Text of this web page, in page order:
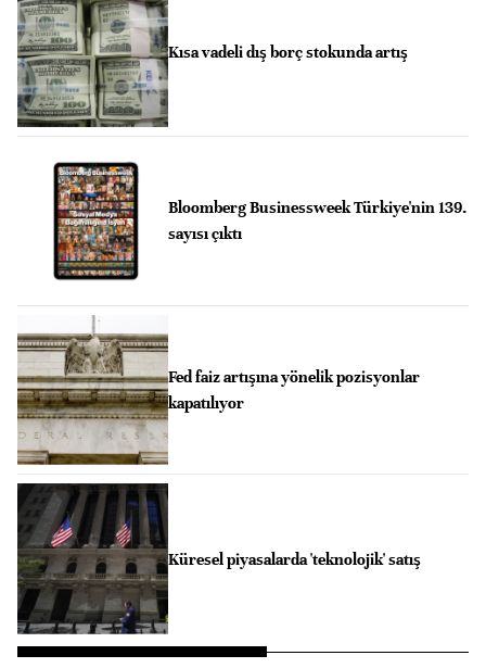
Kısa vadeli dış borç stokunda artış
Bloomberg Businessweek Türkiye'nin 139.
sayısı çıktı
Fed faiz artışına yönelik pozisyonlar
kapatılıyor
Küresel piyasalarda 'teknolojik' satış